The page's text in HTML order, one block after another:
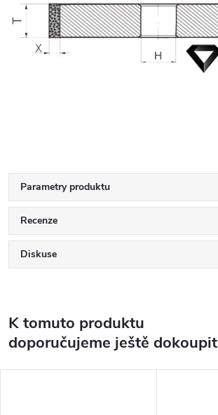
Parametry produktu
Recenze
Diskuse
K tomuto produktu
doporučujeme ještě dokoupit